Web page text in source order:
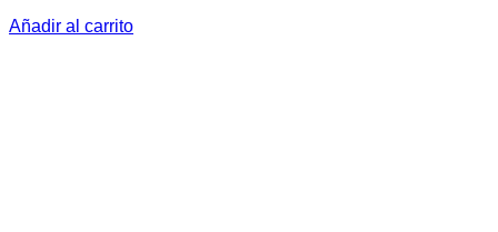
Añadir al carrito